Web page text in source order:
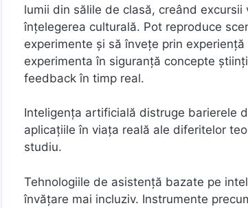
lumii din sălile de clasă, creând
înțelegerea culturală. Pot reproduce
experimente și să învețe prin
experimenta în siguranță concepte
feedback în timp real.
Inteligența artificială distruge barierele
aplicațiile în viața reală ale diferitelor
studiu.
Tehnologiile de asistență bazate pe
învățare mai incluziv. Instrumente